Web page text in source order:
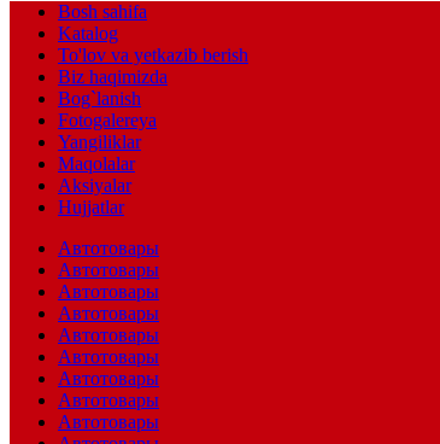
Bosh sahifa
Katalog
To'lov va yetkazib berish
Biz haqimizda
Bog`lanish
Fotogalereya
Yangiliklar
Maqolalar
Aksiyalar
Hujjatlar
Автотовары
Автотовары
Автотовары
Автотовары
Автотовары
Автотовары
Автотовары
Автотовары
Автотовары